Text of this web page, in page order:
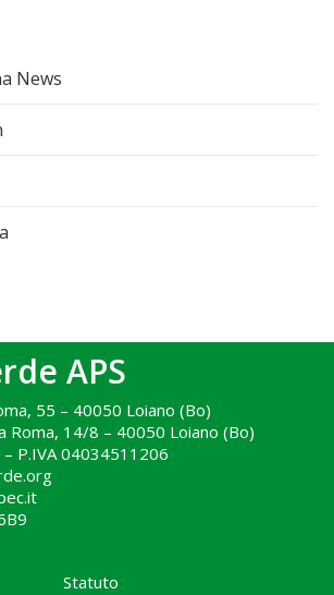
News
APS
55 – 40050 Loiano (Bo)
Roma, 14/8 – 40050 Loiano (Bo)
P.IVA 04034511206
Statuto